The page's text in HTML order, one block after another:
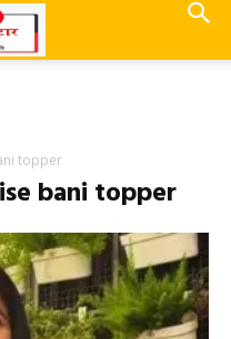
topper
bani topper